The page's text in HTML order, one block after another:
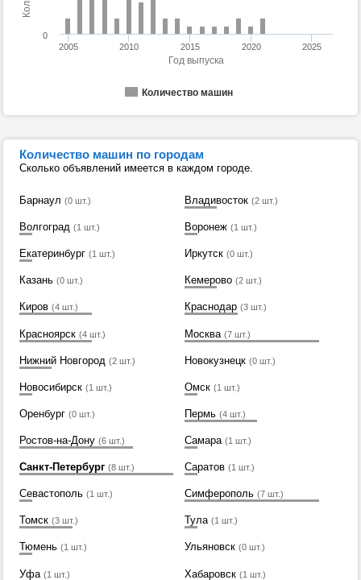
Год выпуска
Количество машин
2005 2010 2015 2020 2025
0
Количество машин по городам
Сколько объявлений имеется в каждом городе.
Барнаул (0 шт.) Владивосток (2 шт.)
Волгоград (1 шт.) Воронеж (1 шт.)
Екатеринбург (1 шт.) Иркутск (0 шт.)
Казань (0 шт.) Кемерово (2 шт.)
Киров (4 шт.) Краснодар (3 шт.)
Красноярск (4 шт.) Москва (7 шт.)
Нижний Новгород (2 шт.) Новокузнецк (0 шт.)
Новосибирск (1 шт.) Омск (1 шт.)
Оренбург (0 шт.) Пермь (4 шт.)
Ростов-на-Дону (6 шт.) Самара (1 шт.)
Санкт-Петербург (8 шт.) Саратов (1 шт.)
Севастополь (1 шт.) Симферополь (7 шт.)
Томск (3 шт.) Тула (1 шт.)
Тюмень (1 шт.) Ульяновск (0 шт.)
Уфа (1 шт.) Хабаровск (1 шт.)